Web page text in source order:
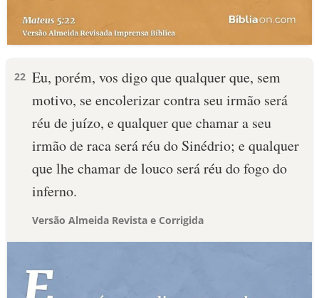
22 Eu, porém, vos digo que qualquer que, sem
motivo, se encolerizar contra seu irmão será
réu de juízo, e qualquer que chamar a seu
irmão de raca será réu do Sinédrio; e qualquer
que lhe chamar de louco será réu do fogo do
inferno.
Versão Almeida Revista e Corrigida